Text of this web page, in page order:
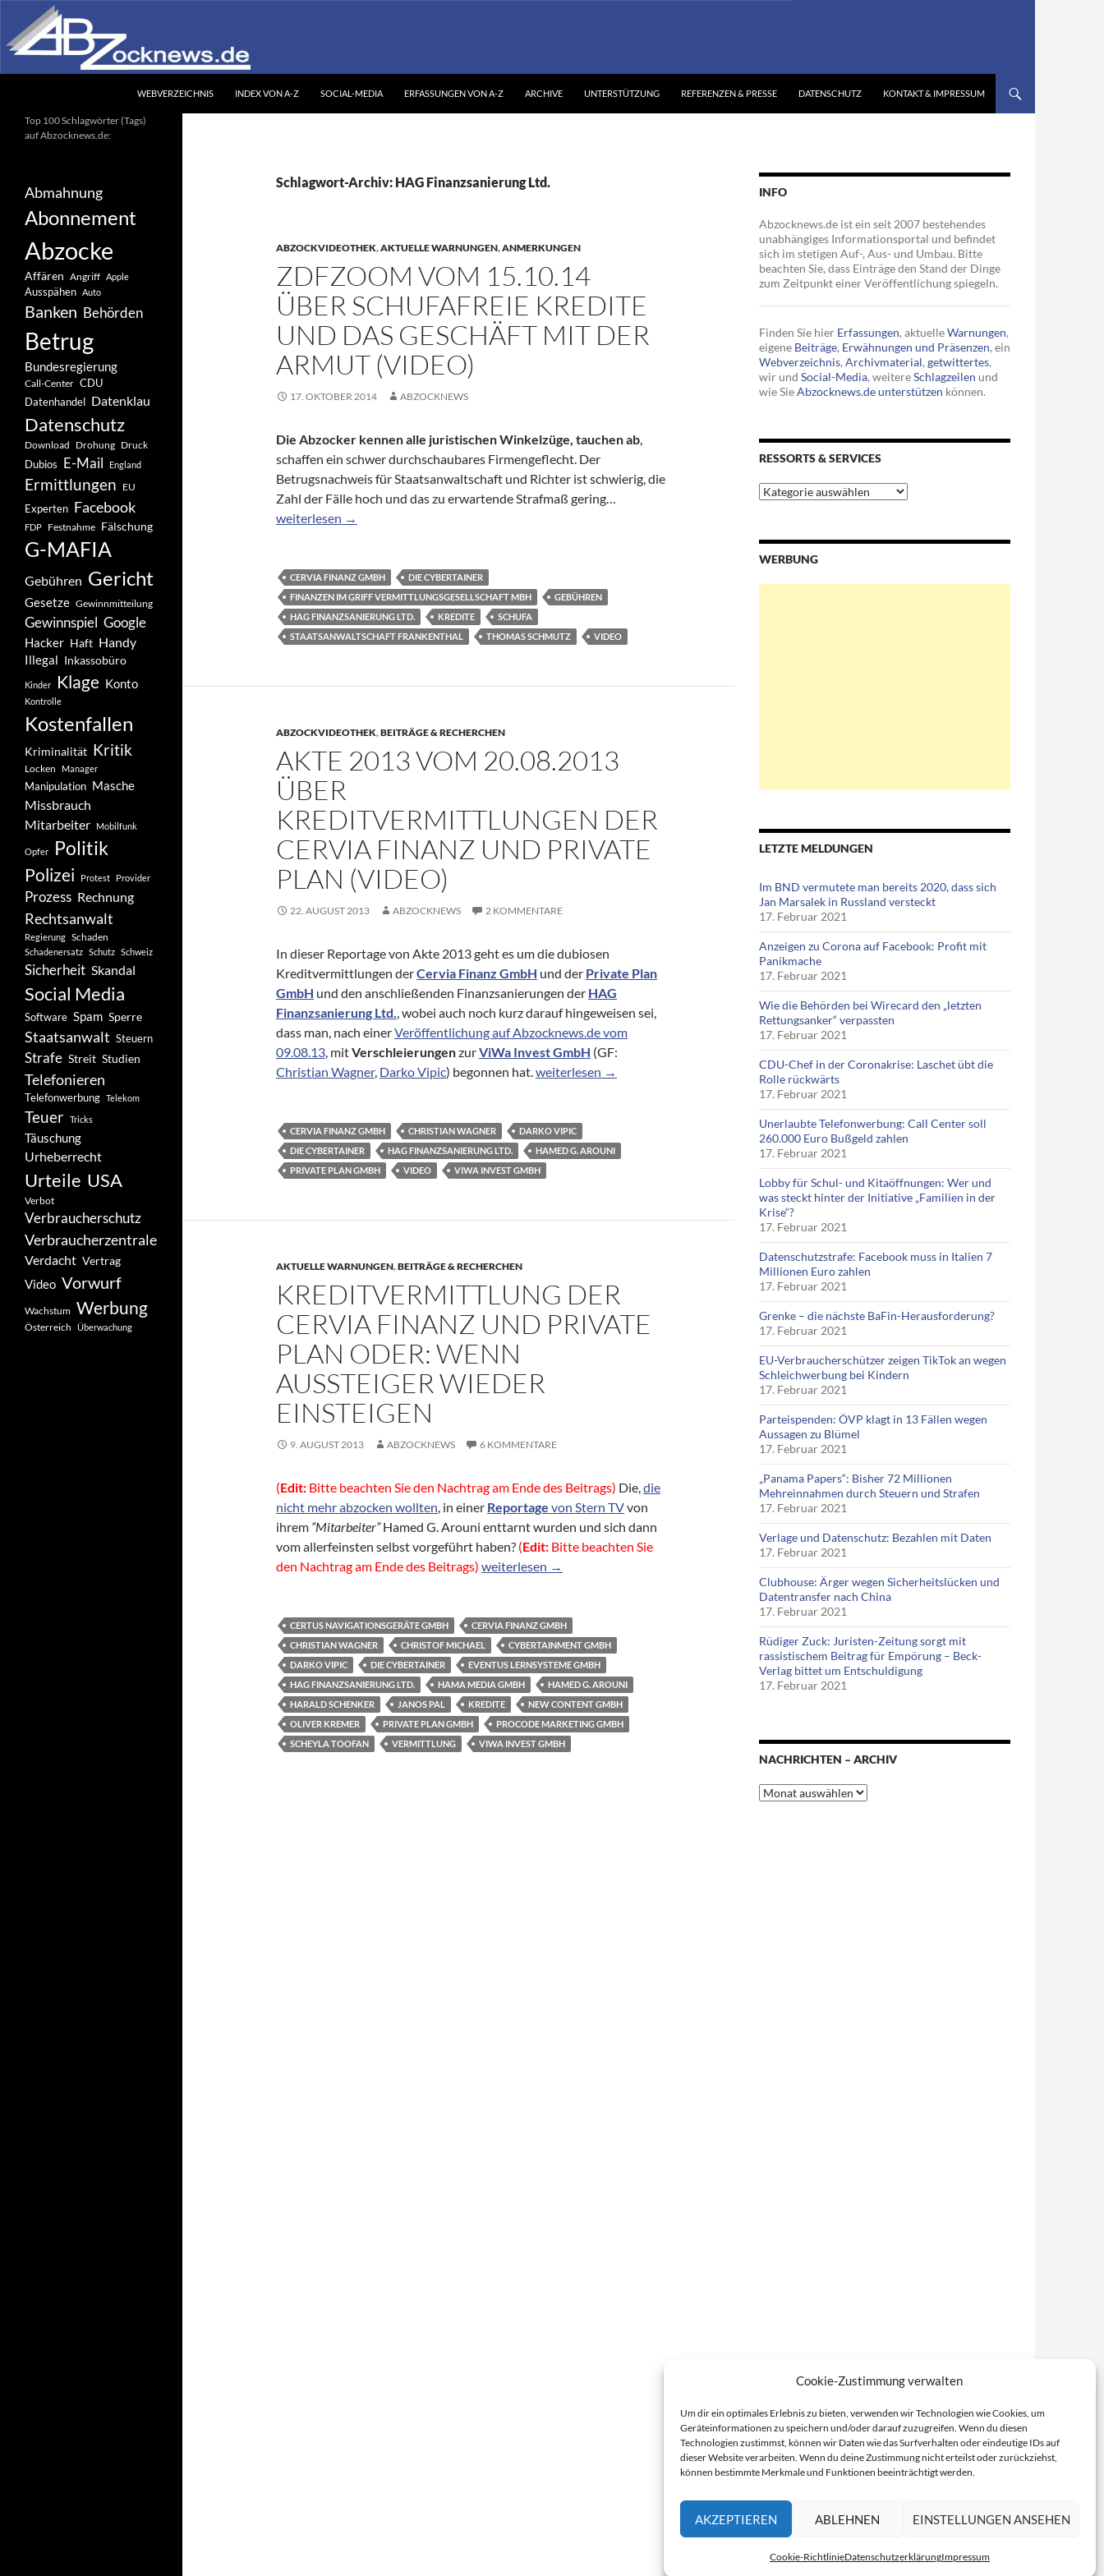
Cookie-Zustimmung verwalten
Um dir ein optimales Erlebnis zu bieten, verwenden wir Technologien wie Cookies, um
Geräteinformationen zu speichern und/oder darauf zuzugreifen. Wenn du diesen
Technologien zustimmst, können wir Daten wie das Surfverhalten oder eindeutige IDs auf
dieser Website verarbeiten. Wenn du deine Zustimmung nicht erteilst oder zurückziehst,
können bestimmte Merkmale und Funktionen beeinträchtigt werden.
AKZEPTIEREN ABLEHNEN EINSTELLUNGEN ANSEHEN
Cookie-RichtlinieDatenschutzerklärungImpressum
Inhalt
springen
WEBVERZEICHNIS INDEX VON A-Z SOCIAL-MEDIA ERFASSUNGEN VON A-Z ARCHIVE UNTERSTÜTZUNG REFERENZEN & PRESSE DATENSCHUTZ KONTAKT & IMPRESSUM
Schlagwort-Archiv: HAG Finanzsanierung Ltd.
ABZOCKVIDEOTHEK,AKTUELLE WARNUNGEN,ANMERKUNGEN
ZDFZOOM VOM 15.10.14
ÜBER SCHUFAFREIE KREDITE
UND DAS GESCHÄFT MIT DER
ARMUT (VIDEO)
17. OKTOBER 2014 ABZOCKNEWS
Die Abzocker kennen alle juristischen Winkelzüge, tauchen ab,
schaffen ein schwer durchschaubares Firmengeflecht. Der
Betrugsnachweis für Staatsanwaltschaft und Richter ist schwierig, die
Zahl der Fälle hoch und das zu erwartende Strafmaß gering…
ZDFzoom vom 15.10.14 über schufafreie Kredite und das Geschäft mit der Armut (Video)
weiterlesen →
CERVIA FINANZ GMBH
DIE CYBERTAINER
FINANZEN IM GRIFF VERMITTLUNGSGESELLSCHAFT MBH
GEBÜHREN
HAG FINANZSANIERUNG LTD.
KREDITE
SCHUFA
STAATSANWALTSCHAFT FRANKENTHAL
THOMAS SCHMUTZ VIDEO
ABZOCKVIDEOTHEK,BEITRÄGE & RECHERCHEN
AKTE 2013 VOM 20.08.2013
ÜBER
KREDITVERMITTLUNGEN DER
CERVIA FINANZ UND PRIVATE
PLAN (VIDEO)
22. AUGUST 2013 ABZOCKNEWS 2 KOMMENTARE
In dieser Reportage von Akte 2013 geht es um die dubiosen
Kreditvermittlungen derCervia Finanz GmbH und der Private Plan
GmbH und den anschließenden Finanzsanierungen der HAG
Finanzsanierung Ltd., wobei auch noch kurz darauf hingeweisen sei,
dass man, nach einerVeröffentlichung auf Abzocknews.de vom
09.08.13, mitVerschleierungenzurViWa Invest GmbH (GF:
Christian Wagner, Darko Vipic) begonnen hat.Akte 2013 vom 20.08.2013 über Kreditvermittlungen der Cervia Finanz und Private Plan (Video)
weiterlesen →
CERVIA FINANZ GMBH CHRISTIAN WAGNER
DARKO VIPIC
DIE CYBERTAINER
HAG FINANZSANIERUNG LTD.
HAMED G. AROUNI
PRIVATE PLAN GMBH
VIDEO VIWA INVEST GMBH
AKTUELLE WARNUNGEN,BEITRÄGE & RECHERCHEN
KREDITVERMITTLUNG DER
CERVIA FINANZ UND PRIVATE
PLAN ODER: WENN
AUSSTEIGER WIEDER
EINSTEIGEN
9. AUGUST 2013 ABZOCKNEWS 6 KOMMENTARE
(Edit: Bitte beachten Sie den Nachtrag am Ende des Beitrags) Die,die
nicht mehr abzocken wollten, in einer Reportage von Stern TVvon
ihrem “Mitarbeiter”Hamed G. Arouni enttarnt wurden und sich dann
vom allerfeinsten selbst vorgeführt haben? (Edit: Bitte beachten Sie
den Nachtrag am Ende des Beitrags) Kreditvermittlung der Cervia Finanz und Private Plan oder: Wenn Aussteiger wieder einsteigen
weiterlesen →
CERTUS NAVIGATIONSGERÄTE GMBH
CERVIA FINANZ GMBH
CHRISTIAN WAGNER
CHRISTOF MICHAEL
CYBERTAINMENT GMBH
DARKO VIPIC
DIE CYBERTAINER
EVENTUS LERNSYSTEME GMBH
HAG FINANZSANIERUNG LTD.
HAMA MEDIA GMBH
HAMED G. AROUNI
HARALD SCHENKER
JANOS PAL KREDITE
NEW CONTENT GMBH
OLIVER KREMER
PRIVATE PLAN GMBH
PROCODE MARKETING GMBH
SCHEYLA TOOFAN
VERMITTLUNG VIWA INVEST GMBH
INFO
Abzocknews.de ist ein seit 2007 bestehendes
unabhängiges Informationsportal und befindet
sich im stetigen Auf-, Aus- und Umbau. Bitte
beachten Sie, dass Einträge den Stand der Dinge
zum Zeitpunkt einer Veröffentlichung spiegeln.
Finden Sie hier Erfassungen, aktuelleWarnungen,
eigene Beiträge, Erwähnungen und Präsenzen, ein
Webverzeichnis, Archivmaterial, getwittertes,
wir und Social-Media, weitereSchlagzeilen und
wie SieAbzocknews.de unterstützen können.
RESSORTS & SERVICES
Ressorts
&
WERBUNG
LETZTE MELDUNGEN
Im BND vermutete man bereits 2020, dass sich
Jan Marsalek in Russland versteckt
17. Februar 2021
Anzeigen zu Corona auf Facebook: Profit mit
Panikmache
17. Februar 2021
Wie die Behörden bei Wirecard den „letzten
Rettungsanker“ verpassten
17. Februar 2021
CDU-Chef in der Coronakrise: Laschet übt die
Rolle rückwärts
17. Februar 2021
Unerlaubte Telefonwerbung: Call Center soll
260.000 Euro Bußgeld zahlen
17. Februar 2021
Lobby für Schul- und Kitaöffnungen: Wer und
was steckt hinter der Initiative „Familien in der
Krise“?
17. Februar 2021
Datenschutzstrafe: Facebook muss in Italien 7
Millionen Euro zahlen
17. Februar 2021
Grenke – die nächste BaFin-Herausforderung?
17. Februar 2021
EU-Verbraucherschützer zeigen TikTok an wegen
Schleichwerbung bei Kindern
17. Februar 2021
Parteispenden: ÖVP klagt in 13 Fällen wegen
Aussagen zu Blümel
17. Februar 2021
„Panama Papers“: Bisher 72 Millionen
Mehreinnahmen durch Steuern und Strafen
17. Februar 2021
Verlage und Datenschutz: Bezahlen mit Daten
17. Februar 2021
Clubhouse: Ärger wegen Sicherheitslücken und
Datentransfer nach China
17. Februar 2021
Rüdiger Zuck: Juristen-Zeitung sorgt mit
rassistischem Beitrag für Empörung – Beck-
Verlag bittet um Entschuldigung
17. Februar 2021
NACHRICHTEN – ARCHIV
Nachrichten
–
Ihr unabhängiges
Informationsportal
Top 100 Schlagwörter (Tags)
auf Abzocknews.de:
Abmahnung
Abonnement
Abzocke
Affären Angriff Apple
Ausspähen Auto
Banken Behörden
Betrug
Bundesregierung
Call-Center CDU
Datenhandel Datenklau
Datenschutz
Download Drohung Druck
Dubios E-Mail England
Ermittlungen EU
Experten Facebook
FDP Festnahme Fälschung
G-MAFIA
Gebühren Gericht
Gesetze Gewinnmitteilung
Gewinnspiel Google
Hacker Haft Handy
Illegal Inkassobüro
Kinder Klage Konto
Kontrolle
Kostenfallen
Kriminalität Kritik
Locken Manager
Manipulation Masche
Missbrauch
Mitarbeiter
Mobilfunk
Opfer Politik
Polizei Protest Provider
Prozess Rechnung
Rechtsanwalt
Regierung Schaden
Schadenersatz Schutz Schweiz
Sicherheit Skandal
Social Media
Software Spam Sperre
Staatsanwalt Steuern
Strafe Streit Studien
Telefonieren
Telefonwerbung Telekom
Teuer Tricks
Täuschung
Urheberrecht
Urteile USA
Verbot
Verbraucherschutz
Verbraucherzentrale
Verdacht Vertrag
Video Vorwurf
Wachstum Werbung
Österreich Überwachung